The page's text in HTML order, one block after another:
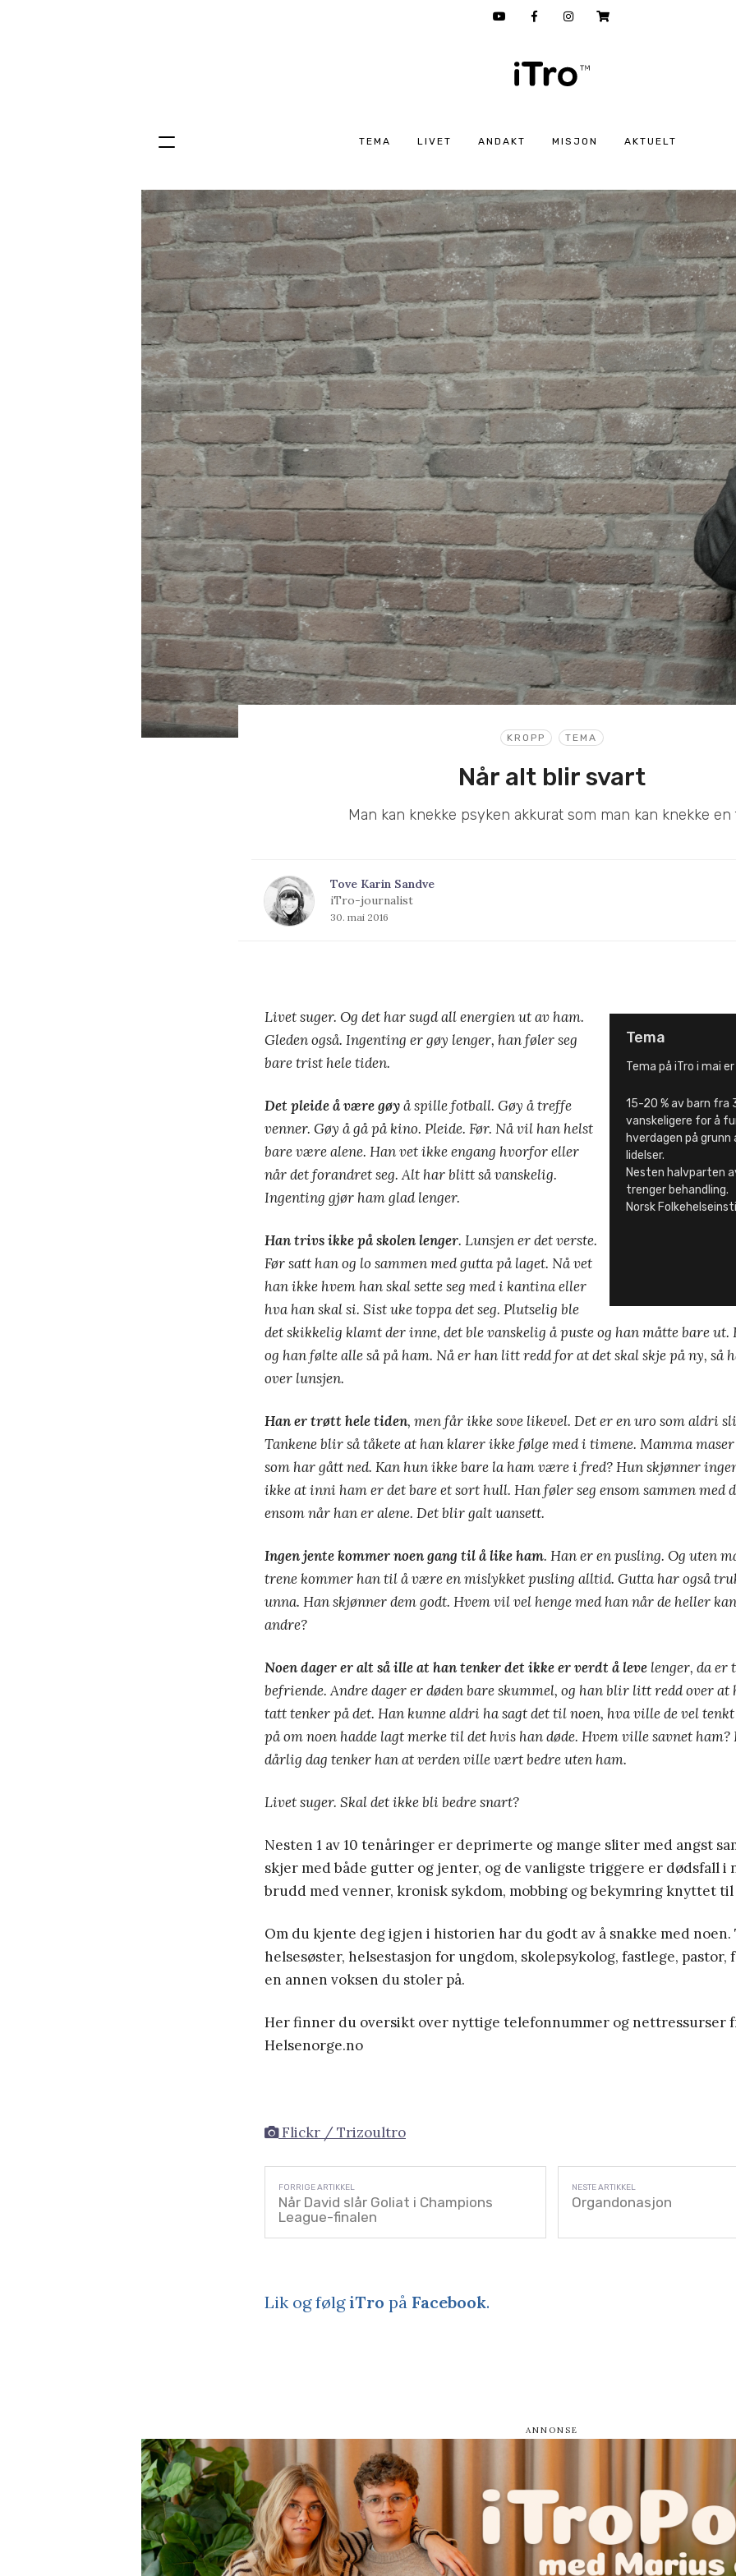
TEMA LIVET ANDAKT MISJON AKTUELT
Hopp
innhold
KROPP TEMA
Når alt blir svart
Man kan knekke psyken akkurat som man kan knekke en
Tove Karin Sandve
iTro-journalist
30. mai 2016
Tema
Tema på iTro i mai
15-20 % av barn fra
vanskeligere for å
hverdagen på grunn
lidelser.
Nesten halvparten
trenger behandling.
Norsk
Livet suger. Og det har sugd all energien ut av ham.
Gleden også. Ingenting er gøy lenger, han føler seg
bare trist hele tiden.
Det pleide å være gøyå spille fotball. Gøy å treffe
venner. Gøy å gå på kino. Pleide. Før. Nå vil han helst
bare være alene. Han vet ikke engang hvorfor eller
når det forandret seg. Alt har blitt så vanskelig.
Ingenting gjør ham glad lenger.
Han trivs ikke på skolen lenger. Lunsjen er det verste.
Før satt han og lo sammen med gutta på laget. Nå vet
han ikke hvem han skal sette seg med i kantina eller
hva han skal si. Sist uke toppa det seg. Plutselig ble
det skikkelig klamt der inne, det ble vanskelig å puste og han måtte bare
og han følte alle så på ham. Nå er han litt redd for at det skal skje på ny, så
over lunsjen.
Han er trøtt hele tiden, men får ikke sove likevel. Det er en uro som aldri
Tankene blir så tåkete at han klarer ikke følge med i timene. Mamma
som har gått ned. Kan hun ikke bare la ham være i fred? Hun skjønner
ikke at inni ham er det bare et sort hull. Han føler seg ensom sammen med
ensom når han er alene. Det blir galt uansett.
Ingen jente kommer noen gang til å like ham. Han er en pusling. Og uten
trene kommer han til å være en mislykket pusling alltid. Gutta har også
unna. Han skjønner dem godt. Hvem vil vel henge med han når de heller
andre?
Noen dager er alt så ille at han tenker det ikke er verdt å leve lenger, da er
befriende. Andre dager er døden bare skummel, og han blir litt redd over at
tatt tenker på det. Han kunne aldri ha sagt det til noen, hva ville de vel
på om noen hadde lagt merke til det hvis han døde. Hvem ville savnet ham?
dårlig dag tenker han at verden ville vært bedre uten ham.
Livet suger. Skal det ikke bli bedre snart?
Nesten 1 av 10 tenåringer er deprimerte og mange sliter med angst
skjer med både gutter og jenter, og de vanligste triggere er dødsfall i
brudd med venner, kronisk sykdom, mobbing og bekymring knyttet
Om du kjente deg igjen i historien har du godt av å snakke med
helsesøster, helsestasjon for ungdom, skolepsykolog, fastlege,
en annen voksen du stoler på.
Her finner du oversikt over nyttige telefonnummer og nettressurser
Helsenorge.no
Flickr / Trizoultro
Når David slår Goliat i Champions
League-finalen
Organdonasjon
Lik og følgiTro på Facebook.